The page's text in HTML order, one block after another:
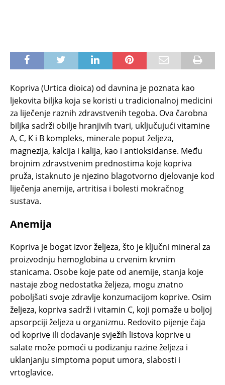
Kopriva (Urtica dioica) od davnina je poznata kao
ljekovita biljka koja se koristi u tradicionalnoj medicini
za liječenje raznih zdravstvenih tegoba. Ova čarobna
biljka sadrži obilje hranjivih tvari, uključujući vitamine
A, C, K i B kompleks, minerale poput željeza,
magnezija, kalcija i kalija, kao i antioksidanse. Među
brojnim zdravstvenim prednostima koje kopriva
pruža, istaknuto je njezino blagotvorno djelovanje kod
liječenja anemije, artritisa i bolesti mokračnog
sustava.
Anemija
Kopriva je bogat izvor željeza, što je ključni mineral za
proizvodnju hemoglobina u crvenim krvnim
stanicama. Osobe koje pate od anemije, stanja koje
nastaje zbog nedostatka željeza, mogu znatno
poboljšati svoje zdravlje konzumacijom koprive. Osim
željeza, kopriva sadrži i vitamin C, koji pomaže u boljoj
apsorpciji željeza u organizmu. Redovito pijenje čaja
od koprive ili dodavanje svježih listova koprive u
salate može pomoći u podizanju razine željeza i
uklanjanju simptoma poput umora, slabosti i
vrtoglavice.